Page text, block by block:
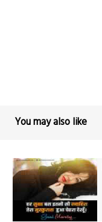
You may also like